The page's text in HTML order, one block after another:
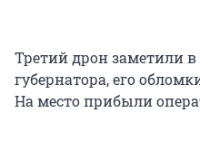
Третий дрон заметили
губернатора, его
На место прибыли